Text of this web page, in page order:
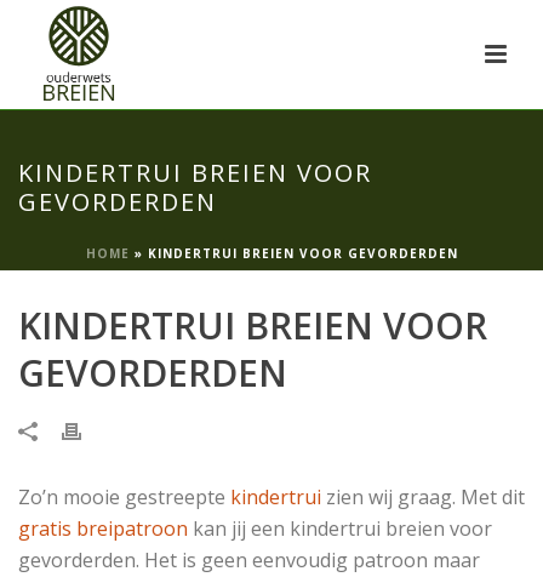
KINDERTRUI BREIEN VOOR
GEVORDERDEN
HOME » KINDERTRUI BREIEN VOOR GEVORDERDEN
KINDERTRUI BREIEN VOOR
GEVORDERDEN
Zo’n mooie gestreepte kindertrui zien wij graag. Met dit
gratis breipatroon kan jij een kindertrui breien voor
gevorderden. Het is geen eenvoudig patroon maar